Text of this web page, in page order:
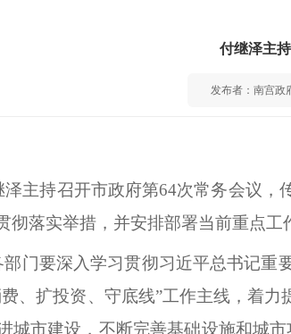
付继泽主
发布者：南宫政
主持召开市政府第64次常务会议
彻落实举措，并安排部署当前重点工
门要深入学习贯彻习近平总书记重
费、扩投资、守底线”工作主线，着
城市建设，不断完善基础设施和城